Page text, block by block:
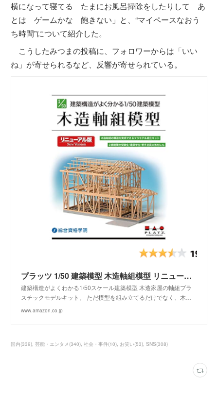
横になって寝てる たまにお風呂掃除をしたりして あ
とは ゲームかな 飽きない」と、“マイペースなおう
ち時間”について紹介した。
こうしたみつまの投稿に、フォロワーからは「いい
ね」が寄せられるなど、反響が寄せられている。
プラッツ 1/50 建築模型 木造軸組模型 リニューアル版 プラモデル SP-155
建築構造がよくわかる1/50スケール建築模型 木造家屋の軸組プラ
スチックモデルキット。 ただ模型を組み立てるだけでなく、木…
www.amazon.co.jp
国内(339) 芸能・エンタメ (340) 社会・事件(10) お笑い(53) SNS(308)